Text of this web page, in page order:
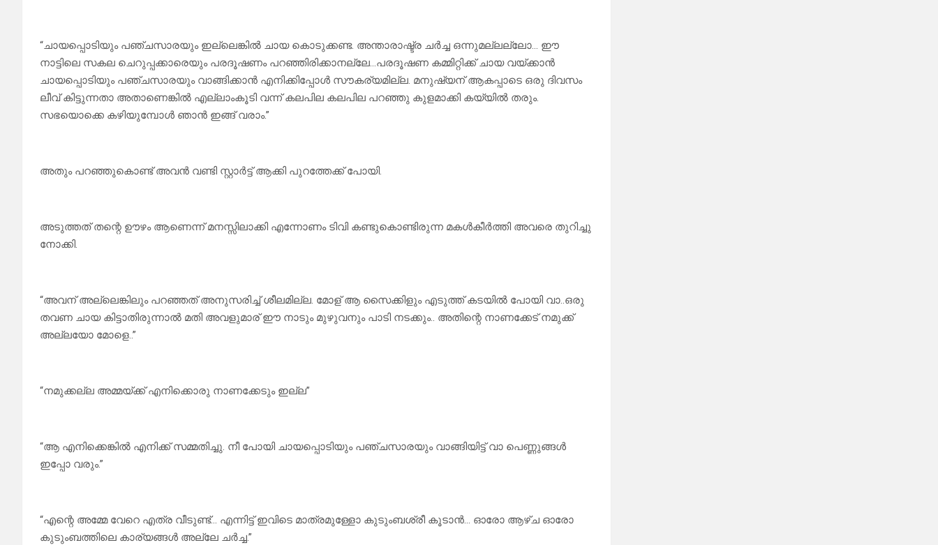
“ചായപ്പൊടിയും പഞ്ചസാരയും ഇല്ലെങ്കിൽ ചായ കൊടുക്കണ്ട. അന്താരാഷ്ട്ര ചർച്ച ഒന്നുമല്ലല്ലോ… ഈ
നാട്ടിലെ സകല ചെറുപ്പക്കാരെയും പരദൂഷണം പറഞ്ഞിരിക്കാനല്ലേ…പരദൂഷണ കമ്മിറ്റിക്ക് ചായ വയ്ക്കാൻ
ചായപ്പൊടിയും പഞ്ചസാരയും വാങ്ങിക്കാൻ എനിക്കിപ്പോൾ സൗകര്യമില്ല. മനുഷ്യന് ആകപ്പാടെ ഒരു ദിവസം
ലീവ് കിട്ടുന്നതാ അതാണെങ്കിൽ എല്ലാംകൂടി വന്ന് കലപില കലപില പറഞ്ഞു കുളമാക്കി കയ്യിൽ തരും.
സഭയൊക്കെ കഴിയുമ്പോൾ ഞാൻ ഇങ്ങ് വരാം.”
അതും പറഞ്ഞുകൊണ്ട് അവൻ വണ്ടി സ്റ്റാർട്ട് ആക്കി പുറത്തേക്ക് പോയി.
അടുത്തത് തന്റെ ഊഴം ആണെന്ന് മനസ്സിലാക്കി എന്നോണം ടിവി കണ്ടുകൊണ്ടിരുന്ന മകൾകീർത്തി അവരെ തുറിച്ചു
നോക്കി.
“അവന് അല്ലെങ്കിലും പറഞ്ഞത് അനുസരിച്ച് ശീലമില്ല. മോള് ആ സൈക്കിളും എടുത്ത് കടയിൽ പോയി വാ..ഒരു
തവണ ചായ കിട്ടാതിരുന്നാൽ മതി അവളുമാര് ഈ നാടും മുഴുവനും പാടി നടക്കും.. അതിന്റെ നാണക്കേട് നമുക്ക്
അല്ലയോ മോളെ..”
“നമുക്കല്ല അമ്മയ്ക്ക് എനിക്കൊരു നാണക്കേടും ഇല്ല”
“ആ എനിക്കെങ്കിൽ എനിക്ക് സമ്മതിച്ചു. നീ പോയി ചായപ്പൊടിയും പഞ്ചസാരയും വാങ്ങിയിട്ട് വാ പെണ്ണുങ്ങൾ
ഇപ്പോ വരും.”
“എന്റെ അമ്മേ വേറെ എത്ര വീടുണ്ട്… എന്നിട്ട് ഇവിടെ മാത്രമുള്ളോ കുടുംബശ്രീ കൂടാൻ… ഓരോ ആഴ്ച ഓരോ
കുടുംബത്തിലെ കാര്യങ്ങൾ അല്ലേ ചർച്ച.”